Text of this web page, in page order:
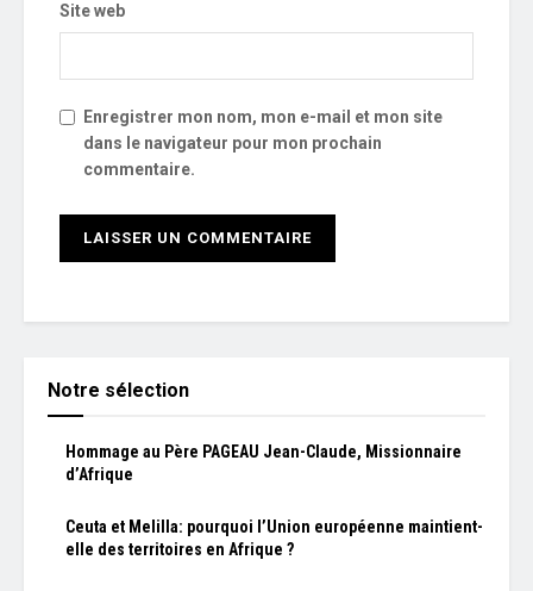
Site web
Enregistrer mon nom, mon e-mail et mon site
dans le navigateur pour mon prochain
commentaire.
Notre sélection
Hommage au Père PAGEAU Jean-Claude, Missionnaire
d’Afrique
Ceuta et Melilla: pourquoi l’Union européenne maintient-
elle des territoires en Afrique ?